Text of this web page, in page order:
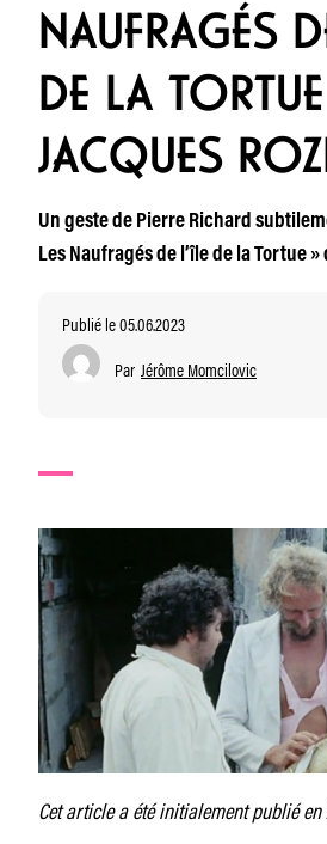
NAUFRAGÉS
DE LA
JACQUES
Un geste de Pierre Richard
Les Naufragés de l’île de la Tortue »
Publié le 05.06.2023
Par Jérôme Momcilovic
Cet article a été initialement publié en